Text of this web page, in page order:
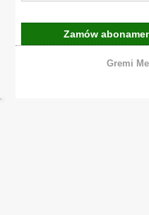
Zamów
Gremi